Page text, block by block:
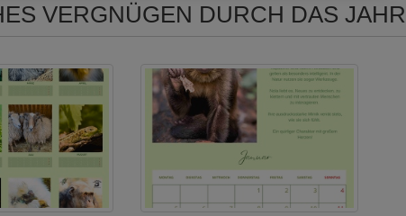
VERGNÜGEN DURCH DAS JAHR